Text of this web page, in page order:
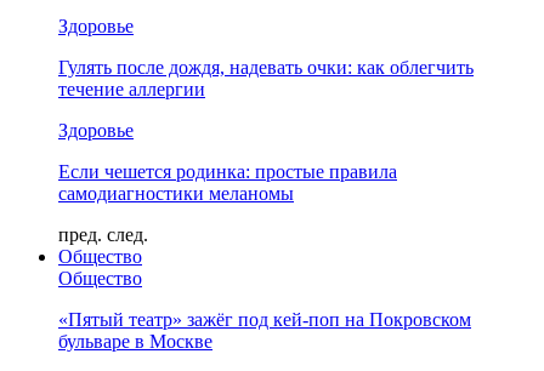
Здоровье
Гулять после дождя, надевать очки: как облегчить
течение аллергии
Здоровье
Если чешется родинка: простые правила
самодиагностики меланомы
пред. след.
Общество
Общество
«Пятый театр» зажёг под кей-поп на Покровском
бульваре в Москве